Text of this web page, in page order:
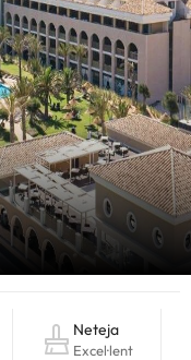
Neteja
Excel·lent